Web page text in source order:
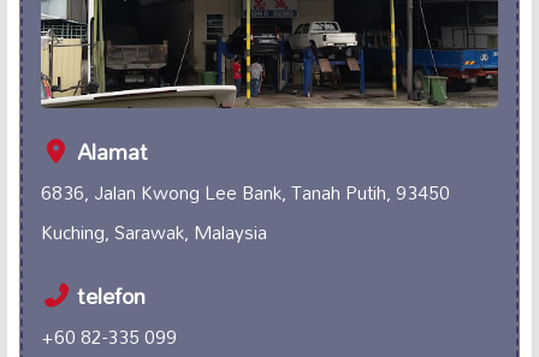
Alamat
6836, Jalan Kwong Lee Bank, Tanah Putih, 93450
Kuching, Sarawak, Malaysia
telefon
+60 82-335 099